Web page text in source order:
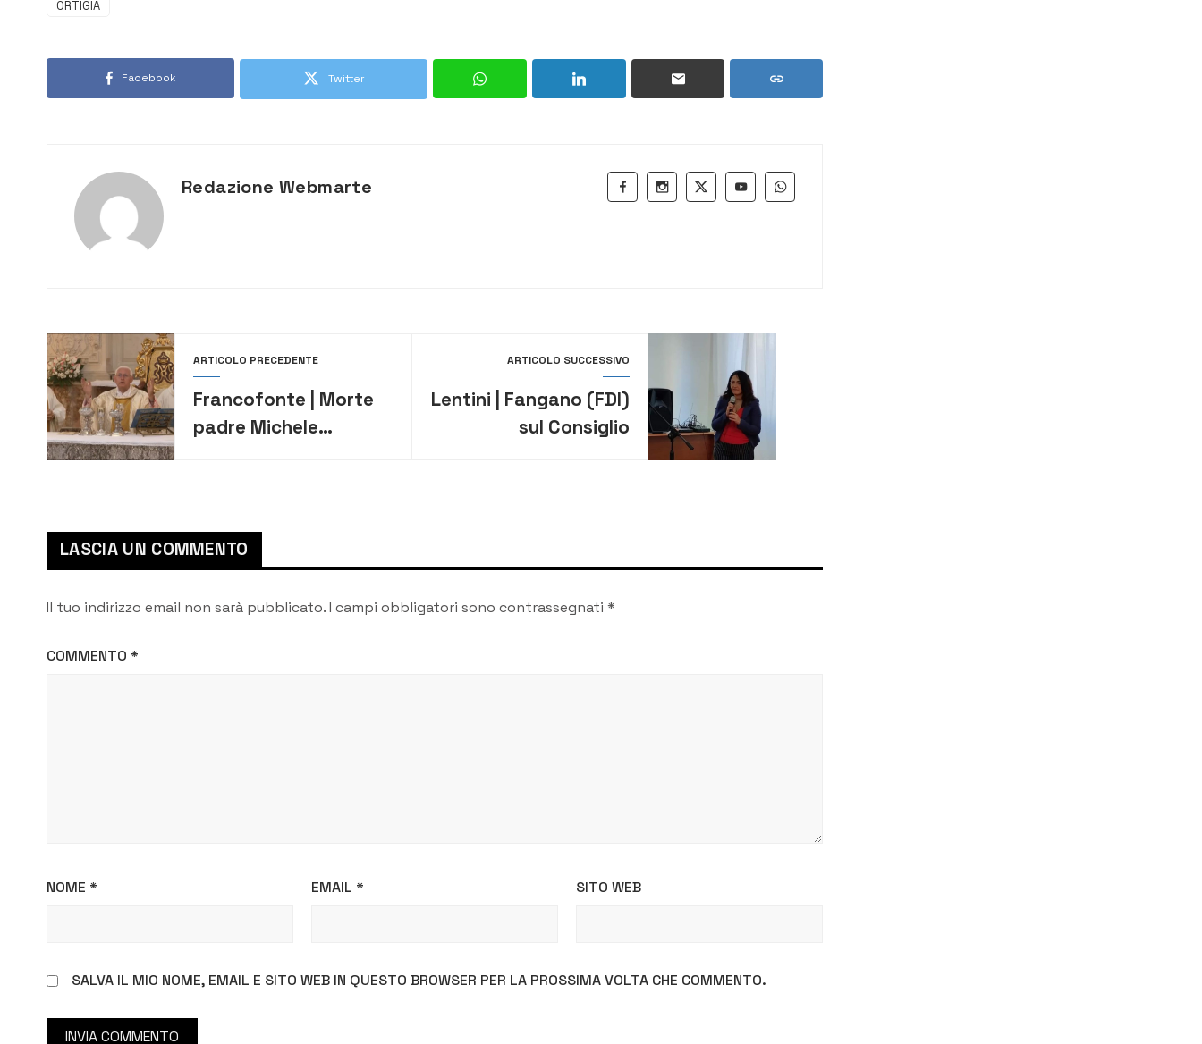
ORTIGIA
Facebook Twitter
Redazione Webmarte
ARTICOLO PRECEDENTE
Francofonte | Morte
padre Michele
Chiesa”
ARTICOLO SUCCESSIVO
Lentini | Fangano (FDI)
sul Consiglio
LASCIA UN COMMENTO
Il tuo indirizzo email non sarà pubblicato.I campi obbligatori sono contrassegnati *
COMMENTO *
NOME * EMAIL * SITO WEB
SALVA IL MIO NOME, EMAIL E SITO WEB IN QUESTO BROWSER PER LA PROSSIMA VOLTA CHE COMMENTO.